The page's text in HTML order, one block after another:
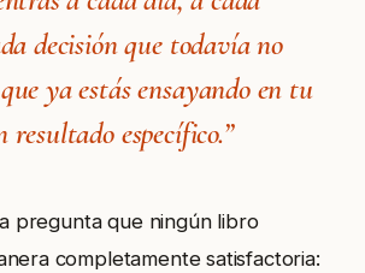
decisión que todavía no
ya estás ensayando en tu
resultado específico.”
pregunta que ningún libro
completamente satisfactoria: